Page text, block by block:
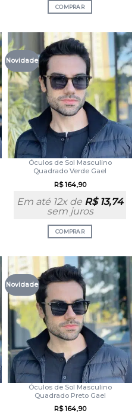
COMPRAR
Novidade
Óculos de Sol Masculino
Quadrado Verde Gael
R$164,90
Em até 12x de R$13,74
sem juros
COMPRAR
Novidade
Óculos de Sol Masculino
Quadrado Preto Gael
R$164,90